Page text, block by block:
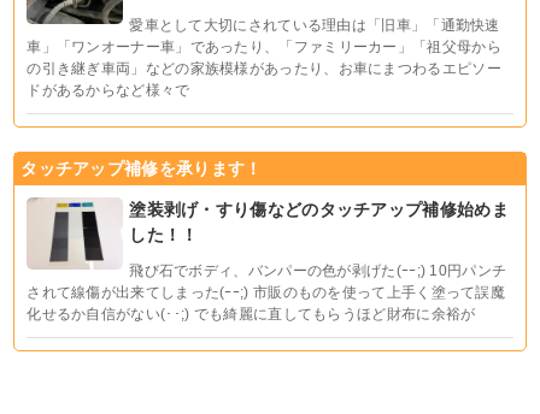
愛車として大切にされている理由は「旧車」「通勤快速
車」「ワンオーナー車」であったり、「ファミリーカー」「祖父母から
の引き継ぎ車両」などの家族模様があったり、お車にまつわるエピソー
ドがあるからなど様々で
タッチアップ補修を承ります！
塗装剥げ・すり傷などのタッチアップ補修始めま
した！！
飛び石でボディ、バンパーの色が剥げた(ｰｰ;) 10円パンチ
されて線傷が出来てしまった(ｰｰ;) 市販のものを使って上手く塗って誤魔
化せるか自信がない(･･;) でも綺麗に直してもらうほど財布に余裕が